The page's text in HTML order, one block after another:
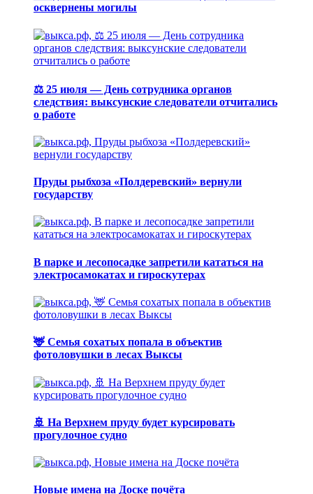
осквернены могилы
⚖️ 25 июля — День сотрудника органов
следствия: выксунские следователи отчитались
о работе
Пруды рыбхоза «Полдеревский» вернули
государству
В парке и лесопосадке запретили кататься на
электросамокатах и гироскутерах
🦌 Семья сохатых попала в объектив
фотоловушки в лесах Выксы
🚢 На Верхнем пруду будет курсировать
прогулочное судно
Новые имена на Доске почёта